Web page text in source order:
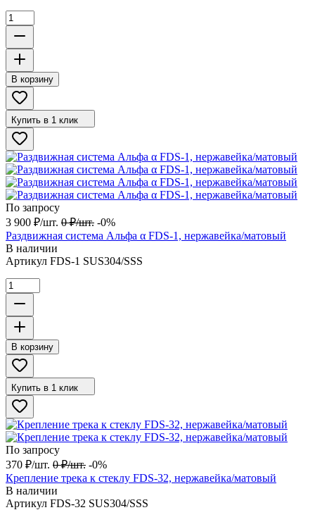
В корзину
Купить в 1 клик
По запросу
3 900 ₽/шт. 0 ₽/шт. -0%
Раздвижная система Альфа α FDS-1, нержавейка/матовый
В наличии
Артикул FDS-1 SUS304/SSS
В корзину
Купить в 1 клик
По запросу
370 ₽/шт. 0 ₽/шт. -0%
Крепление трека к стеклу FDS-32, нержавейка/матовый
В наличии
Артикул FDS-32 SUS304/SSS